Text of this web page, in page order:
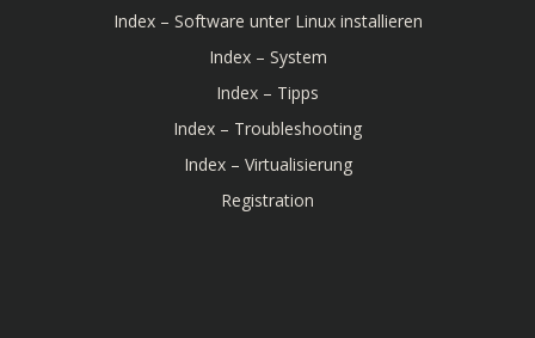
Index – Software unter Linux installieren
Index – System
Index – Tipps
Index – Troubleshooting
Index – Virtualisierung
Registration